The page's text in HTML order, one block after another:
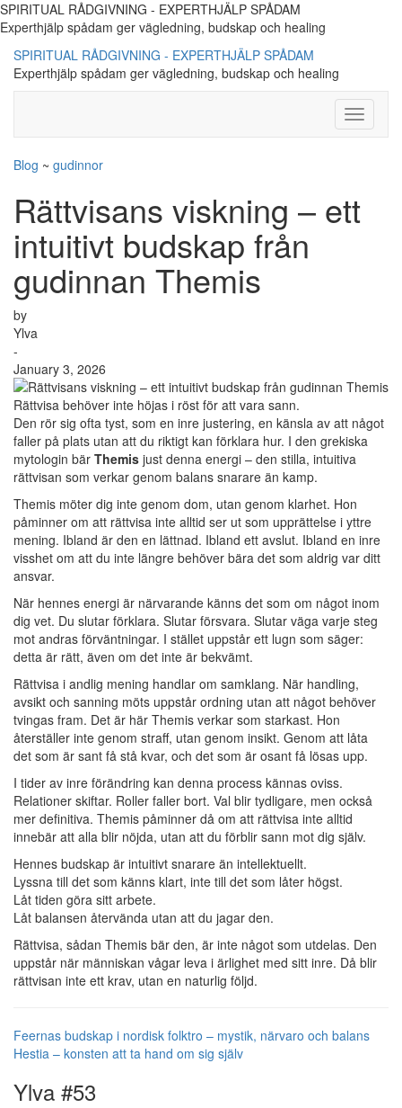
SPIRITUAL RÅDGIVNING - EXPERTHJÄLP SPÅDAM
Experthjälp spådam ger vägledning, budskap och healing
SPIRITUAL RÅDGIVNING - EXPERTHJÄLP SPÅDAM
Experthjälp spådam ger vägledning, budskap och healing
Toggle
Blog ~ gudinnor
Rättvisans viskning – ett
intuitivt budskap från
gudinnan Themis
by
Ylva
-
January 3, 2026
Rättvisa behöver inte höjas i röst för att vara sann.
Den rör sig ofta tyst, som en inre justering, en känsla av att något
faller på plats utan att du riktigt kan förklara hur. I den grekiska
mytologin bär Themis just denna energi – den stilla, intuitiva
rättvisan som verkar genom balans snarare än kamp.
Themis möter dig inte genom dom, utan genom klarhet. Hon
påminner om att rättvisa inte alltid ser ut som upprättelse i yttre
mening. Ibland är den en lättnad. Ibland ett avslut. Ibland en inre
visshet om att du inte längre behöver bära det som aldrig var ditt
ansvar.
När hennes energi är närvarande känns det som om något inom
dig vet. Du slutar förklara. Slutar försvara. Slutar väga varje steg
mot andras förväntningar. I stället uppstår ett lugn som säger:
detta är rätt, även om det inte är bekvämt.
Rättvisa i andlig mening handlar om samklang. När handling,
avsikt och sanning möts uppstår ordning utan att något behöver
tvingas fram. Det är här Themis verkar som starkast. Hon
återställer inte genom straff, utan genom insikt. Genom att låta
det som är sant få stå kvar, och det som är osant få lösas upp.
I tider av inre förändring kan denna process kännas oviss.
Relationer skiftar. Roller faller bort. Val blir tydligare, men också
mer definitiva. Themis påminner då om att rättvisa inte alltid
innebär att alla blir nöjda, utan att du förblir sann mot dig själv.
Hennes budskap är intuitivt snarare än intellektuellt.
Lyssna till det som känns klart, inte till det som låter högst.
Låt tiden göra sitt arbete.
Låt balansen återvända utan att du jagar den.
Rättvisa, sådan Themis bär den, är inte något som utdelas. Den
uppstår när människan vågar leva i ärlighet med sitt inre. Då blir
rättvisan inte ett krav, utan en naturlig följd.
Feernas budskap i nordisk folktro – mystik, närvaro och balans
Hestia – konsten att ta hand om sig själv
Ylva #53